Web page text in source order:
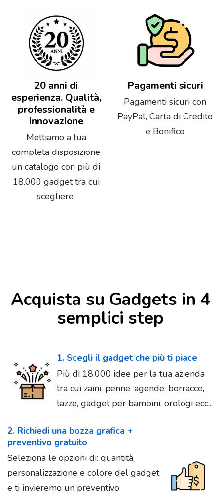
20 anni di
esperienza. Qualità,
professionalità e
innovazione
Mettiamo a tua
completa disposizione
un catalogo con più di
18.000 gadget tra cui
scegliere.
Pagamenti sicuri
Pagamenti sicuri con
PayPal, Carta di Credito
e Bonifico
Acquista su Gadgets in 4
semplici step
1. Scegli il gadget che più ti piace
Più di 18.000 idee per la tua azienda
tra cui zaini, penne, agende, borracce,
tazze, gadget per bambini, orologi ecc...
2. Richiedi una bozza grafica +
preventivo gratuito
Seleziona le opzioni di: quantità,
personalizzazione e colore del gadget
e ti invieremo un preventivo